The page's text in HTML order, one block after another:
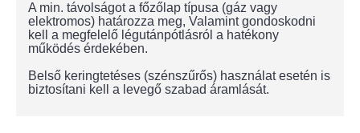
A min. távolságot a főzőlap típusa (gáz vagy
elektromos) határozza meg, Valamint gondoskodni
kell a megfelelő légutánpótlásról a hatékony
működés érdekében.
Belső keringtetéses (szénszűrős) használat esetén is
biztosítani kell a levegő szabad áramlását.